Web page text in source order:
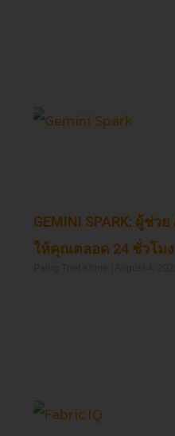
GEMINI SPARK: ผู้ช่
ให้คุณตลอด 24 ชั่วโมง